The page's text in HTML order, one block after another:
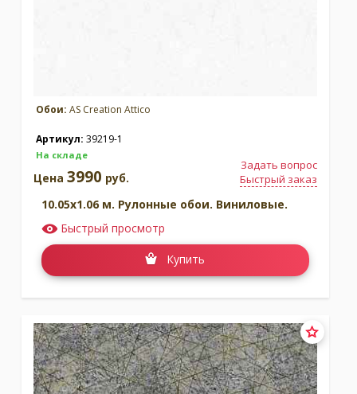
Обои: AS Creation Attico
Артикул: 39219-1
На складе
Задать вопрос
Быстрый заказ
Цена 3990 руб.
10.05x1.06 м. Рулонные обои. Виниловые.
Быстрый просмотр
Купить